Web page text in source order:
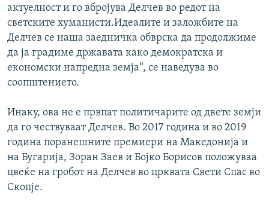
актуелност и го вбројува Делчев во редот на
светските хуманисти.Идеалите и заложбите на
Делчев се наша заедничка обврска да продолжиме
да ја градиме државата како демократска и
економски напредна земја“, се наведува во
соопштението.
Инаку, ова не е првпат политичарите од двете земји
да го чествуваат Делчев. Во 2017 година и во 2019
година поранешните премиери на Македонија и
на Бугарија, Зоран Заев и Бојко Борисов положуваа
цвеќе на гробот на Делчев во црквата Свети Спас во
Скопје.